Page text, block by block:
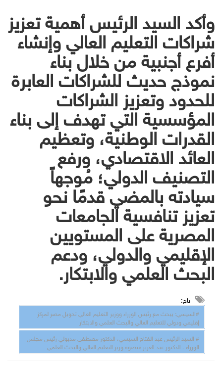
وأكد السيد الرئيس أهمية تعزيز
شراكات التعليم العالي وإنشاء
أفرع أجنبية من خلال بناء
نموذج حديث للشراكات العابرة
للحدود وتعزيز الشراكات
المؤسسية التي تهدف إلى بناء
القدرات الوطنية، وتعظيم
العائد الاقتصادي، ورفع
التصنيف الدولي؛ مُوجهاً
سيادته بالمضي قدمًا نحو
تعزيز تنافسية الجامعات
المصرية على المستويين
الإقليمي والدولي، ودعم
البحث العلمي والابتكار.
تاج:
#السيسي: يبحث مع رئيس الوزراء ووزير التعليم العالي تحويل مصر لمركز
إقليمي ودولي للتعليم العالي والبحث العلمي والابتكار
# السيد الرئيس عبد الفتاح السيسي، الدكتور مصطفى مدبولي رئيس مجلس
الوزراء ، الدكتور عبد العزيز قنصوه وزير التعليم العالي والبحث العلمي